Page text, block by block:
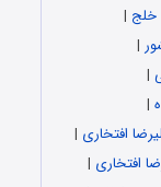
|
|
|
|
افتخاری |
افتخاری |